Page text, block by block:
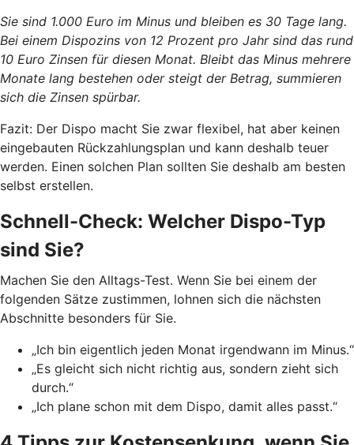
Sie sind 1.000 Euro im Minus und bleiben es 30 Tage lang.
Bei einem Dispozins von 12 Prozent pro Jahr sind das rund
10 Euro Zinsen für diesen Monat. Bleibt das Minus mehrere
Monate lang bestehen oder steigt der Betrag, summieren
sich die Zinsen spürbar.
Fazit: Der Dispo macht Sie zwar flexibel, hat aber keinen
eingebauten Rückzahlungsplan und kann deshalb teuer
werden. Einen solchen Plan sollten Sie deshalb am besten
selbst erstellen.
Schnell-Check: Welcher Dispo-Typ
sind Sie?
Machen Sie den Alltags-Test. Wenn Sie bei einem der
folgenden Sätze zustimmen, lohnen sich die nächsten
Abschnitte besonders für Sie.
„Ich bin eigentlich jeden Monat irgendwann im Minus.“
„Es gleicht sich nicht richtig aus, sondern zieht sich
durch.“
„Ich plane schon mit dem Dispo, damit alles passt.“